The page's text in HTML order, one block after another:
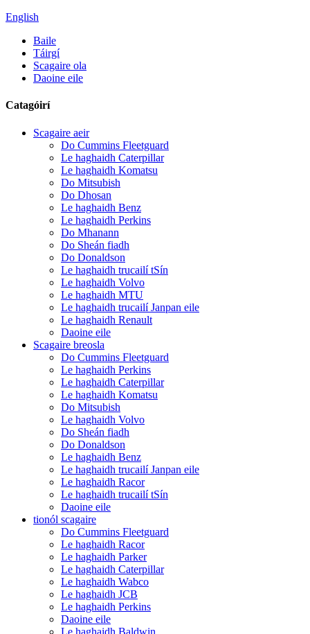
English
Baile
Táirgí
Scagaire ola
Daoine eile
Catagóirí
Scagaire aeir
Do Cummins Fleetguard
Le haghaidh Caterpillar
Le haghaidh Komatsu
Do Mitsubish
Do Dhosan
Le haghaidh Benz
Le haghaidh Perkins
Do Mhanann
Do Sheán fiadh
Do Donaldson
Le haghaidh trucailí tSín
Le haghaidh Volvo
Le haghaidh MTU
Le haghaidh trucailí Janpan eile
Le haghaidh Renault
Daoine eile
Scagaire breosla
Do Cummins Fleetguard
Le haghaidh Perkins
Le haghaidh Caterpillar
Le haghaidh Komatsu
Do Mitsubish
Le haghaidh Volvo
Do Sheán fiadh
Do Donaldson
Le haghaidh Benz
Le haghaidh trucailí Janpan eile
Le haghaidh Racor
Le haghaidh trucailí tSín
Daoine eile
tionól scagaire
Do Cummins Fleetguard
Le haghaidh Racor
Le haghaidh Parker
Le haghaidh Caterpillar
Le haghaidh Wabco
Le haghaidh JCB
Le haghaidh Perkins
Daoine eile
Le haghaidh Baldwin